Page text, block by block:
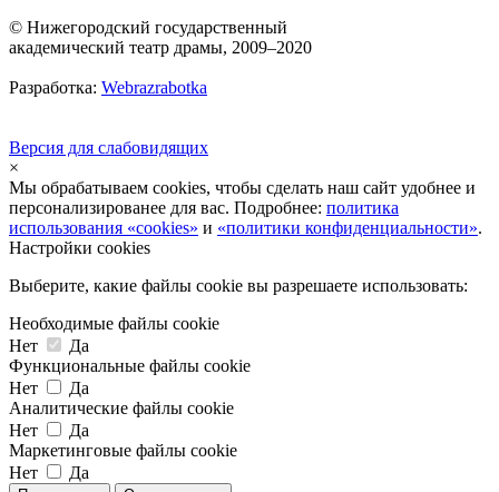
© Нижегородский государственный
академический театр драмы, 2009–2020
Разработка: Webrazrabotka
Версия для слабовидящих
×
Мы обрабатываем cookies, чтобы сделать наш сайт удобнее и
персонализированее для вас. Подробнее: политика
использования «cookies» и «политики конфиденциальности».
Настройки cookies
Выберите, какие файлы cookie вы разрешаете использовать:
Необходимые файлы cookie
Нет
Да
Функциональные файлы cookie
Нет
Да
Аналитические файлы cookie
Нет
Да
Маркетинговые файлы cookie
Нет
Да